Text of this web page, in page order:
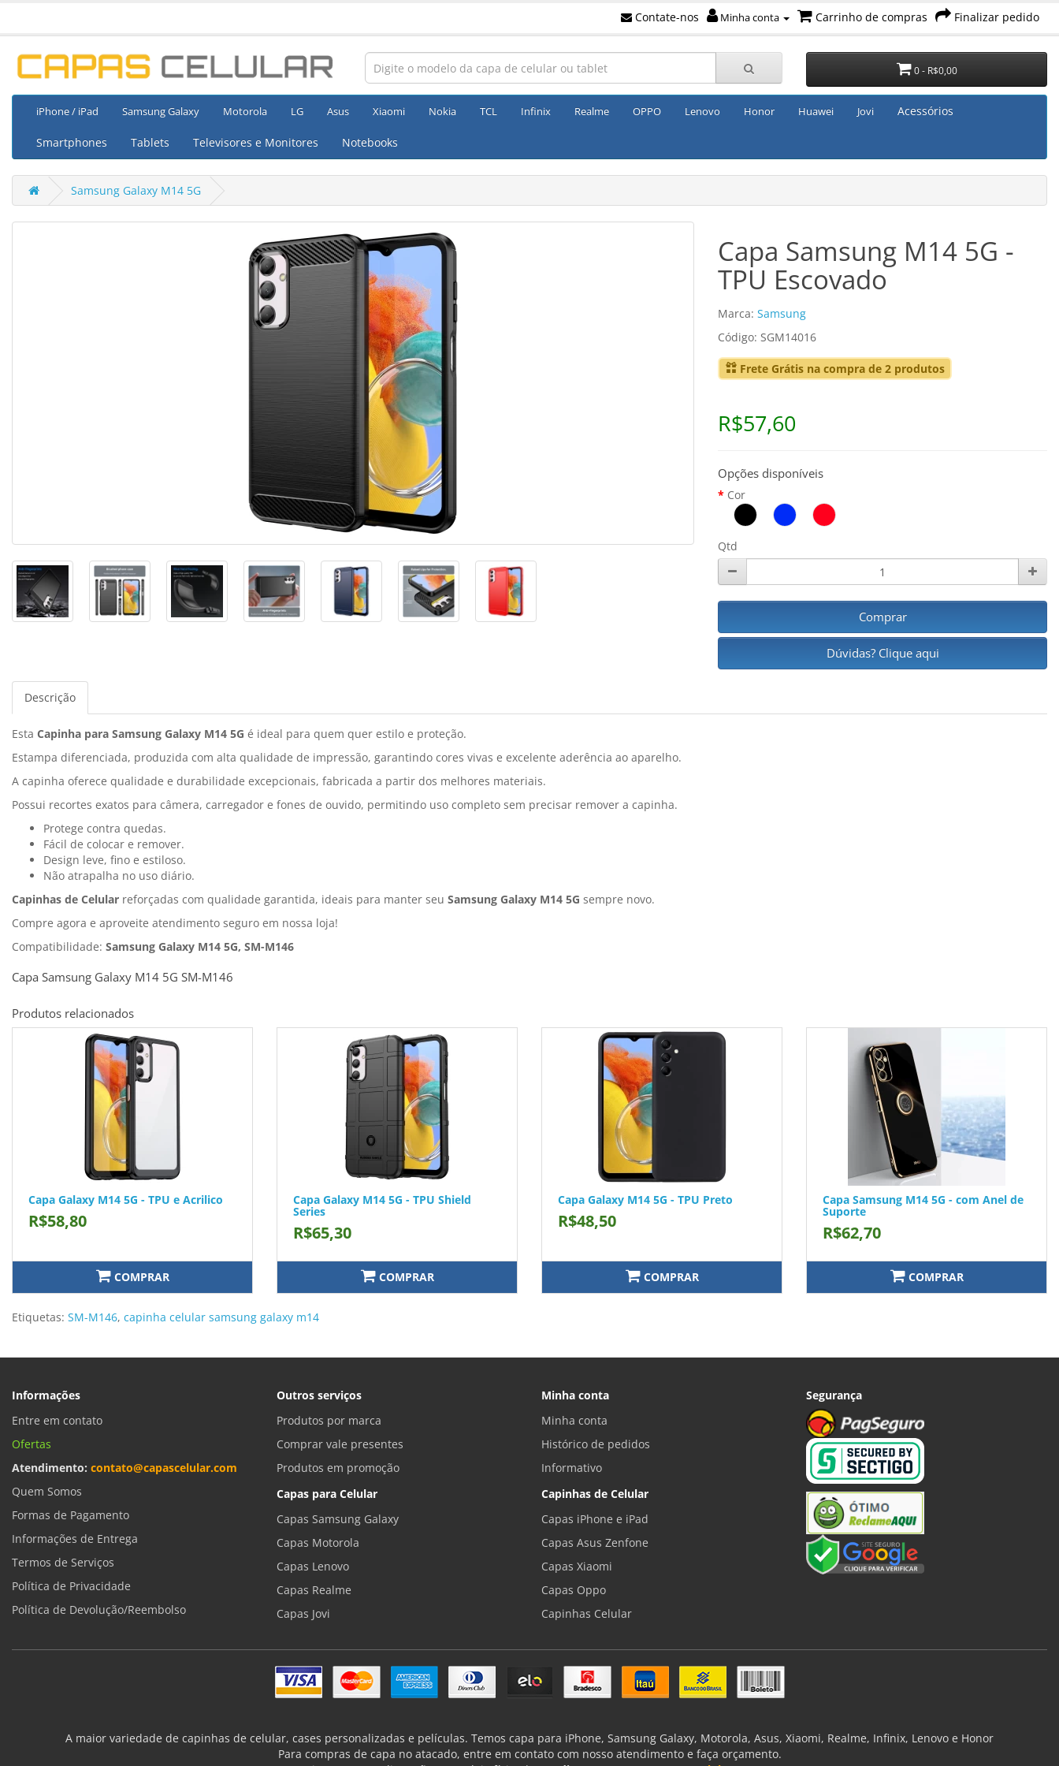
Contate-nos Minha conta Carrinho de compras Finalizar pedido
0 - R$0,00
iPhone / iPad Samsung Galaxy Motorola LG Asus Xiaomi Nokia TCL Infinix Realme OPPO Lenovo Honor Huawei Jovi Acessórios
Smartphones Tablets Televisores e Monitores Notebooks
Samsung Galaxy M14 5G
Capa Samsung M14 5G -
TPU Escovado
Marca: Samsung
Código: SGM14016
Frete Grátis na compra de 2 produtos
R$57,60
Opções disponíveis
Cor
Qtd
Comprar
Dúvidas? Clique aqui
Descrição
Esta Capinha para Samsung Galaxy M14 5G é ideal para quem quer estilo e proteção.
Estampa diferenciada, produzida com alta qualidade de impressão, garantindo cores vivas e excelente aderência ao aparelho.
A capinha oferece qualidade e durabilidade excepcionais, fabricada a partir dos melhores materiais.
Possui recortes exatos para câmera, carregador e fones de ouvido, permitindo uso completo sem precisar remover a capinha.
Protege contra quedas.
Fácil de colocar e remover.
Design leve, fino e estiloso.
Não atrapalha no uso diário.
Capinhas de Celular reforçadas com qualidade garantida, ideais para manter seu Samsung Galaxy M14 5G sempre novo.
Compre agora e aproveite atendimento seguro em nossa loja!
Compatibilidade: Samsung Galaxy M14 5G, SM-M146
Capa Samsung Galaxy M14 5G SM-M146
Produtos relacionados
Capa Galaxy M14 5G - TPU e Acrilico
R$58,80
COMPRAR
Capa Galaxy M14 5G - TPU Shield
Series
R$65,30
COMPRAR
Capa Galaxy M14 5G - TPU Preto
R$48,50
COMPRAR
Capa Samsung M14 5G - com Anel de
Suporte
R$62,70
COMPRAR
Etiquetas: SM-M146, capinha celular samsung galaxy m14
Informações
Entre em contato
Ofertas
Atendimento: contato@capascelular.com
Quem Somos
Formas de Pagamento
Informações de Entrega
Termos de Serviços
Política de Privacidade
Política de Devolução/Reembolso
Outros serviços
Produtos por marca
Comprar vale presentes
Produtos em promoção
Capas para Celular
Capas Samsung Galaxy
Capas Motorola
Capas Lenovo
Capas Realme
Capas Jovi
Minha conta
Minha conta
Histórico de pedidos
Informativo
Capinhas de Celular
Capas iPhone e iPad
Capas Asus Zenfone
Capas Xiaomi
Capas Oppo
Capinhas Celular
Segurança
A maior variedade de capinhas de celular, cases personalizadas e películas. Temos capa para iPhone, Samsung Galaxy, Motorola, Asus, Xiaomi, Realme, Infinix, Lenovo e Honor
Para compras de capa no atacado, entre em contato com nosso atendimento e faça orçamento.